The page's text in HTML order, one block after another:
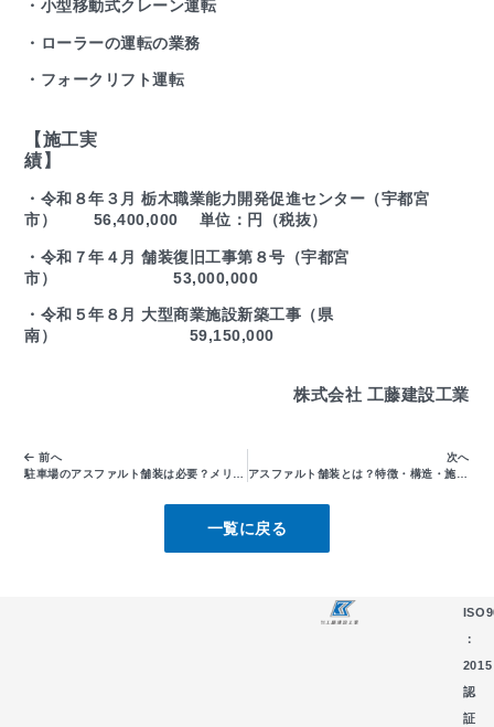
・小型移動式クレーン運転
・ローラーの運転の業務
・フォークリフト運転
【施工実
績
・令和８年３月 栃木職業能力開発促進センター（宇都宮
市） 56,400,000 単位：円（税抜）
・令和７年４月 舗装復旧工事第８号（宇都宮
市） 53,000,000
・令和５年８月 大型商業施設新築工事（県
南） 59,150,000
株式会社 工藤建設工業
前へ
駐車場のアスファルト舗装は必要？メリット・費用・注意点を徹底解説！
次へ
アスファルト舗装とは？特徴・構造・施工方法をわかりやすく解説
一覧に戻る
：
2015
認
証